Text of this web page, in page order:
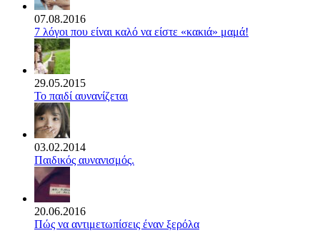
07.08.2016
7 λόγοι που είναι καλό να είστε «κακιά» μαμά!
29.05.2015
Το παιδί αυνανίζεται
03.02.2014
Παιδικός αυνανισμός.
20.06.2016
Πώς να αντιμετωπίσεις έναν ξερόλα